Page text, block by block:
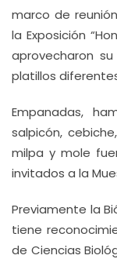
marco de
la Exposición
aprovecharon
platillos
Empanadas,
salpicón,
milpa y mole
invitados a la
Previamente la
tiene
de Ciencias